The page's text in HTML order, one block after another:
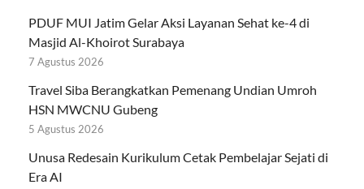
PDUF MUI Jatim Gelar Aksi Layanan Sehat ke-4 di
Masjid Al-Khoirot Surabaya
7 Agustus 2026
Travel Siba Berangkatkan Pemenang Undian Umroh
HSN MWCNU Gubeng
5 Agustus 2026
Unusa Redesain Kurikulum Cetak Pembelajar Sejati di
Era AI